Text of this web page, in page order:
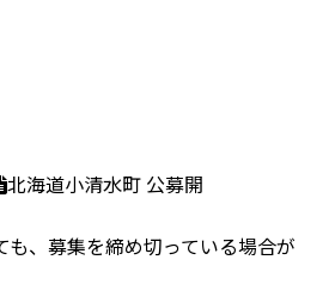
北海道小清水町 公募開
、募集を締め切っている場合が